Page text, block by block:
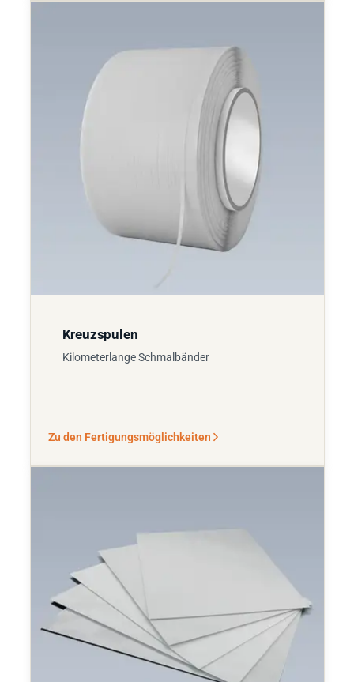
Kreuzspulen
Kilometerlange Schmalbänder
Zu den Fertigungsmöglichkeiten